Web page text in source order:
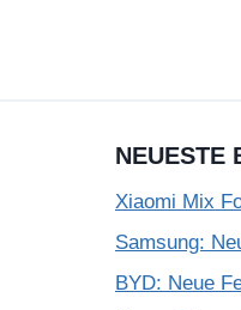
NEUESTE
Xiaomi Mix
Samsung:
BYD: Neue